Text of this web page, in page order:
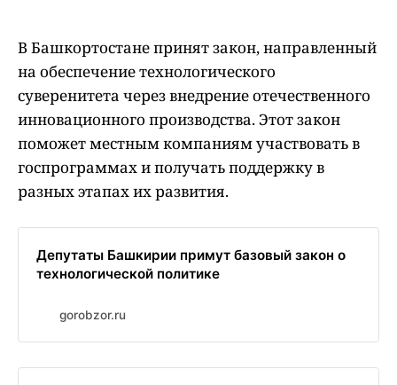
В Башкортостане принят закон, направленный
на обеспечение технологического
суверенитета через внедрение отечественного
инновационного производства. Этот закон
поможет местным компаниям участвовать в
госпрограммах и получать поддержку в
разных этапах их развития.
Депутаты Башкирии примут базовый закон о
технологической политике
gorobzor.ru